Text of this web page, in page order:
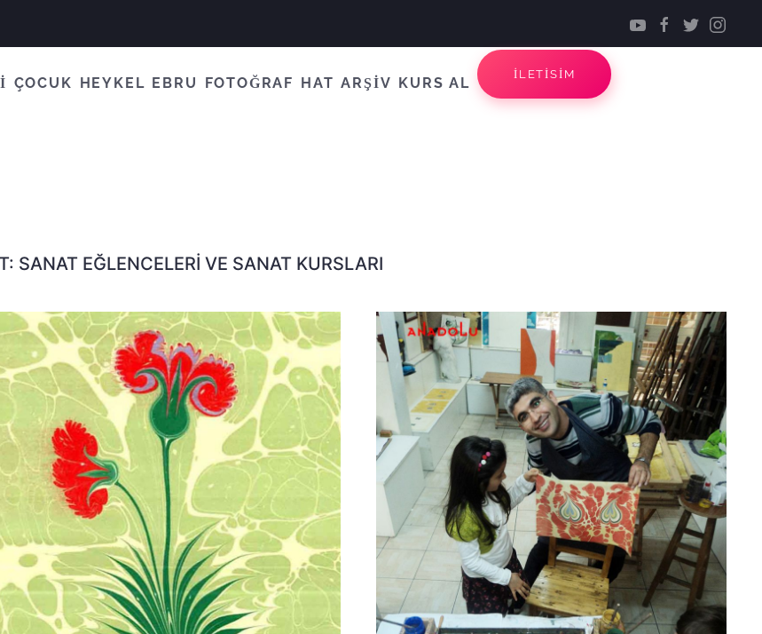
ÇOCUK HEYKEL EBRU FOTOĞRAF HAT ARŞİV KURS AL
İLETİSİM
SANAT EĞLENCELERI VE SANAT KURSLARI